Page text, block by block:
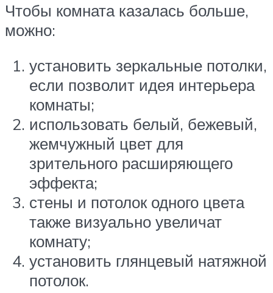
Чтобы комната казалась больше,
можно:
установить зеркальные потолки,
если позволит идея интерьера
комнаты;
использовать белый, бежевый,
жемчужный цвет для
зрительного расширяющего
эффекта;
стены и потолок одного цвета
также визуально увеличат
комнату;
установить глянцевый натяжной
потолок.